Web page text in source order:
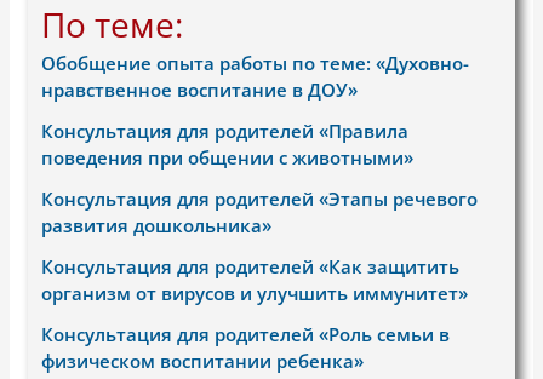
По теме:
Обобщение опыта работы по теме: «Духовно-
нравственное воспитание в ДОУ»
Консультация для родителей «Правила
поведения при общении с животными»
Консультация для родителей «Этапы речевого
развития дошкольника»
Консультация для родителей «Как защитить
организм от вирусов и улучшить иммунитет»
Консультация для родителей «Роль семьи в
физическом воспитании ребенка»